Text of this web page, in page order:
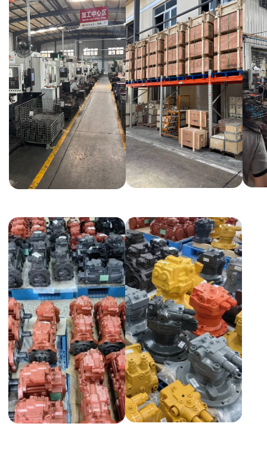
Договор в рублях
Счёт-фактура / УПД
Протокол испытаний
Фото- и видеоотчёт
Страховка груза
(опционально)
Разрешительные
документы, ГТД
НАШИ УСЛУГИ